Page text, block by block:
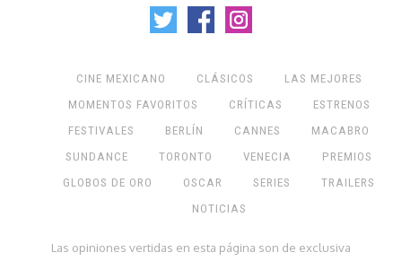
CINE MEXICANO CLÁSICOS
LAS MEJORES
MOMENTOS FAVORITOS
CRÍTICAS
ESTRENOS
FESTIVALES
BERLÍN CANNES
MACABRO
SUNDANCE
TORONTO VENECIA
PREMIOS
GLOBOS DE ORO
OSCAR SERIES
TRAILERS
NOTICIAS
Las opiniones vertidas en esta página son de exclusiva